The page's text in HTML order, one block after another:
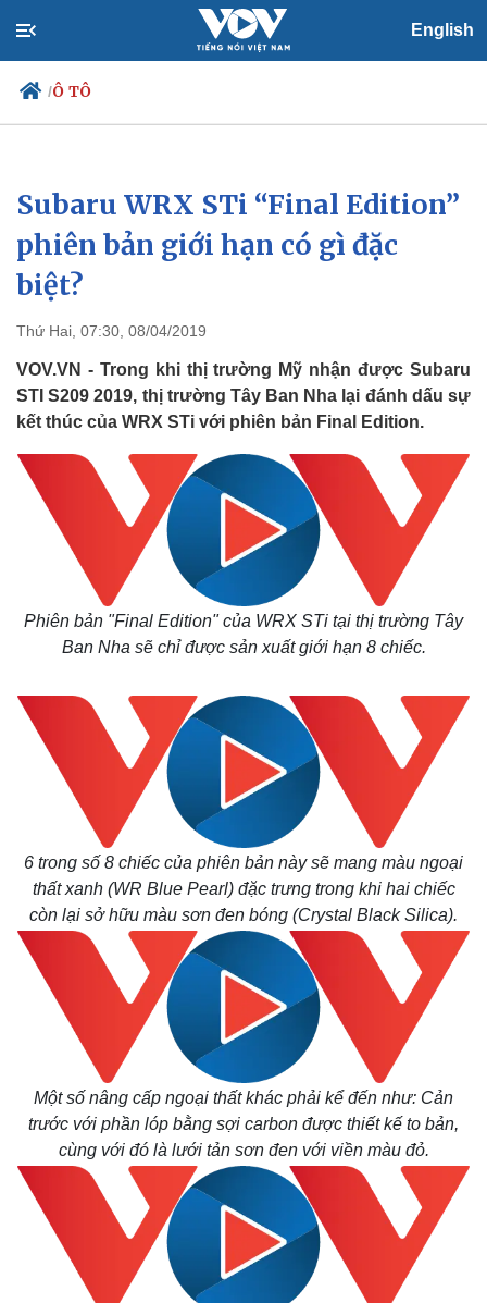
English
/Ô TÔ
Chính trị
Đảng
Tổ chức nhân sự
Quốc hội
Nhận diện sự thật
Xã hội
Tin 24h
Dự báo thời tiết
Subaru WRX STi “Final Edition”
phiên bản giới hạn có gì đặc
biệt?
Thứ Hai, 07:30, 08/04/2019
VOV.VN - Trong khi thị trường Mỹ nhận được Subaru
STI S209 2019, thị trường Tây Ban Nha lại đánh dấu sự
kết thúc của WRX STi với phiên bản Final Edition.
Phiên bản "Final Edition" của WRX STi tại thị trường Tây
Ban Nha sẽ chỉ được sản xuất giới hạn 8 chiếc.
6 trong số 8 chiếc của phiên bản này sẽ mang màu ngoại
thất xanh (WR Blue Pearl) đặc trưng trong khi hai chiếc
còn lại sở hữu màu sơn đen bóng (Crystal Black Silica).
Một số nâng cấp ngoại thất khác phải kể đến như: Cản
trước với phần lóp bằng sợi carbon được thiết kế to bản,
cùng với đó là lưới tản sơn đen với viền màu đỏ.